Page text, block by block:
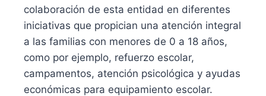
colaboración de esta entidad en diferentes
iniciativas que propician una atención integral
a las familias con menores de 0 a 18 años,
como por ejemplo, refuerzo escolar,
campamentos, atención psicológica y ayudas
económicas para equipamiento escolar.